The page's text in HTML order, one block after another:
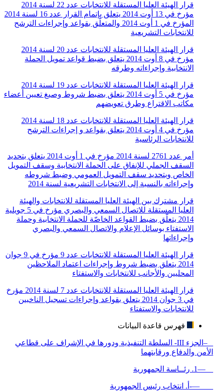
قرار الهيئة العليا المستقلة للانتخابات عدد 22 لسنة 2014
مؤرخ في 13 أوت 2014 يتعلق بإتمام القرار عدد 16 لسنة 2014
المؤرخ في 1 أوت 2014 والمتعلّق بقواعد وإجراءات الترشح
للانتخابات التشريعية
قرار الهيئة العليا المستقلة للانتخابات عدد 20 لسنة 2014
مؤرخ في 8 أوت 2014 يتعلق بضبط قواعد تمويل الحملة
الانتخابية وإجراءاته وطرقه
قرار الهيئة العليا المستقلة للانتخابات عدد 19 لسنة 2014
مؤرخ في 5 أوت 2014 يتعلق بضبط شروط وصيغ تعيين أعضاء
مكاتب الاقتراع وطرق تعويضهم
قرار الهيئة العليا المستقلة للانتخابات عدد 18 لسنة 2014
مؤرخ في 4 أوت 2014 يتعلق بقواعد و إجراءات الترشح
للانتخابات الرئاسية
أمر عدد 2761 لسنة 2014 مؤرخ في 1 أوت 2014 يتعلق بتحديد
السقف الجملي للإنفاق على الحملة الانتخابية وسقف التمويل
الخاص وبتحديد سقف التمويل العمومي وضبط شروطه
وإجراءاته بالنسبة إلى الانتخابات التشريعية لسنة 2014
قرار مشترك بين الهيئة العليا المستقلة للانتخابات والهيئة
العليا المستقلة للاتصال السمعي والبصري مؤرخ في 5 جويلية
2014 يتعلّق بضبط القواعد الخاصّة للحملة الانتخابية وحملة
الاستفتاء بوسائل الإعلام والاتصال السمعي والبصري
وإجراءاتها
قرار الهيئة العليا المستقلة للانتخابات عدد 9 مؤرخ في 9 جوان
2014 يتعلق بضبط شروط وإجراءات اعتماد الملاحظين
المحليين والأجانب للانتخابات والاستفتاء
قرار الهيئة العليا المستقلة للانتخابات عدد 7 لسنة 2014 مؤرخ
في 3 جوان 2014 يتعلق بقواعد وإجراءات تسجيل الناخبين
للانتخابات والاستفتاء
فهرس قاعدة البيانات
–الجزء III- السلطة التنفيذية ودورها في الإشراف على قطاعي
الأمن والدفاع ورقابتهما
—1. رئــاسة الجمهورية
—-أ. انتخاب رئيس الجمهورية